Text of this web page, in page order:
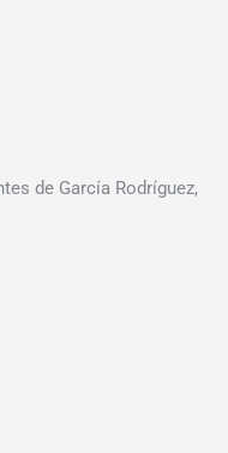
de García Rodríguez,